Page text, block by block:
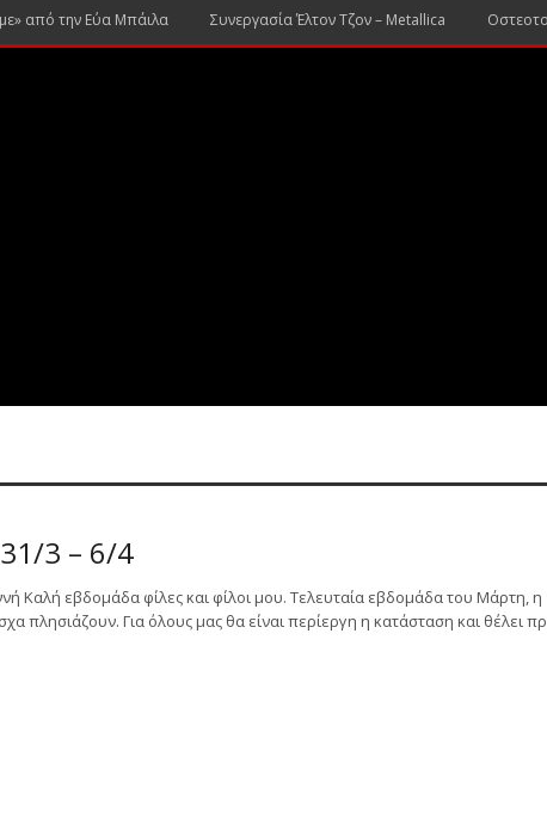
από την Εύα Μπάιλα Συνεργασία Έλτον Τζον – Metallica
3 – 6/4
Καλή εβδομάδα φίλες και φίλοι μου. Τελευταία εβδομάδα του Μάρτη, η
πλησιάζουν. Για όλους μας θα είναι περίεργη η κατάσταση και θέλει